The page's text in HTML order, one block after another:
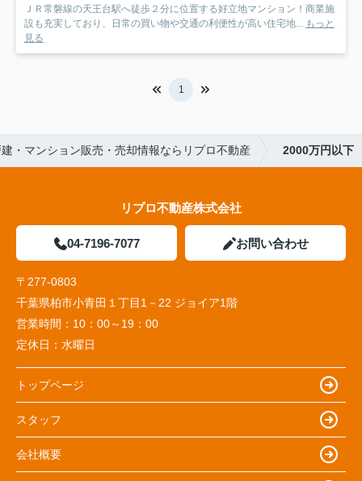
ＪＲ常磐線の天王台駅へ徒歩２分に位置する好立地マンション！商業施
設も充実しており、日常の買い物や交通の利便性が高い住宅地... もっと
見る
1
・マンション販売・売却情報ならリプロ不動産 2000万円以下
リプロ不動産株式会社
04-7196-7077 お問い合わせ
〒277-0803
千葉県柏市小青田１丁目1－22 ジョイア1階
営業時間： 10：00～19：00
定休日： 水曜日
トップページ
スタッフ
会社概要